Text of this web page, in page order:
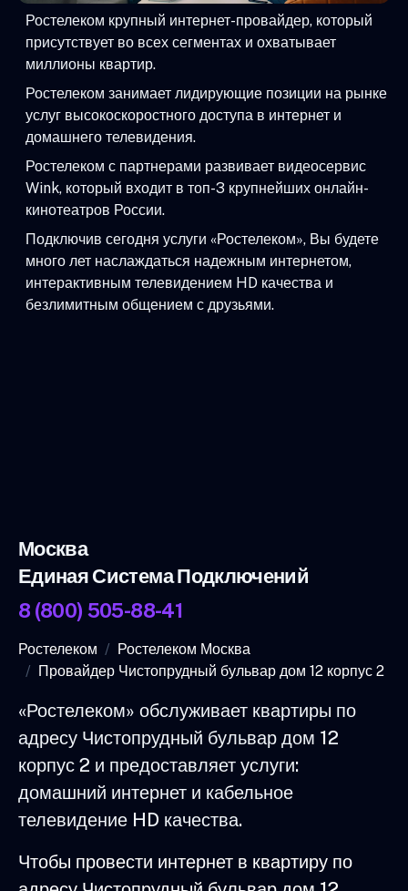
Ростелеком крупный интернет-провайдер, который
присутствует во всех сегментах и охватывает
миллионы квартир.
Ростелеком занимает лидирующие позиции на рынке
услуг высокоскоростного доступа в интернет и
домашнего телевидения.
Ростелеком с партнерами развивает видеосервис
Wink, который входит в топ-3 крупнейших онлайн-
кинотеатров России.
Подключив сегодня услуги «Ростелеком», Вы будете
много лет наслаждаться надежным интернетом,
интерактивным телевидением HD качества и
безлимитным общением с друзьями.
Москва
Единая Система Подключений
8 (800) 505-88-41
Ростелеком
Ростелеком Москва
Провайдер Чистопрудный бульвар дом 12 корпус 2
«Ростелеком» обслуживает квартиры по
адресу Чистопрудный бульвар дом 12
корпус 2 и предоставляет услуги:
домашний интернет и кабельное
телевидение HD качества.
Чтобы провести интернет в квартиру по